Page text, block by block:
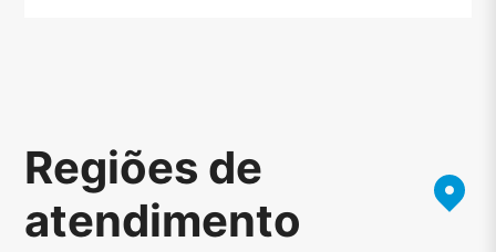
Regiões de
atendimento